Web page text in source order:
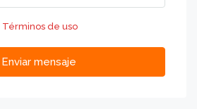
Términos de uso
Enviar mensaje